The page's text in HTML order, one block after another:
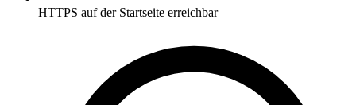
HTTPS auf der Startseite erreichbar